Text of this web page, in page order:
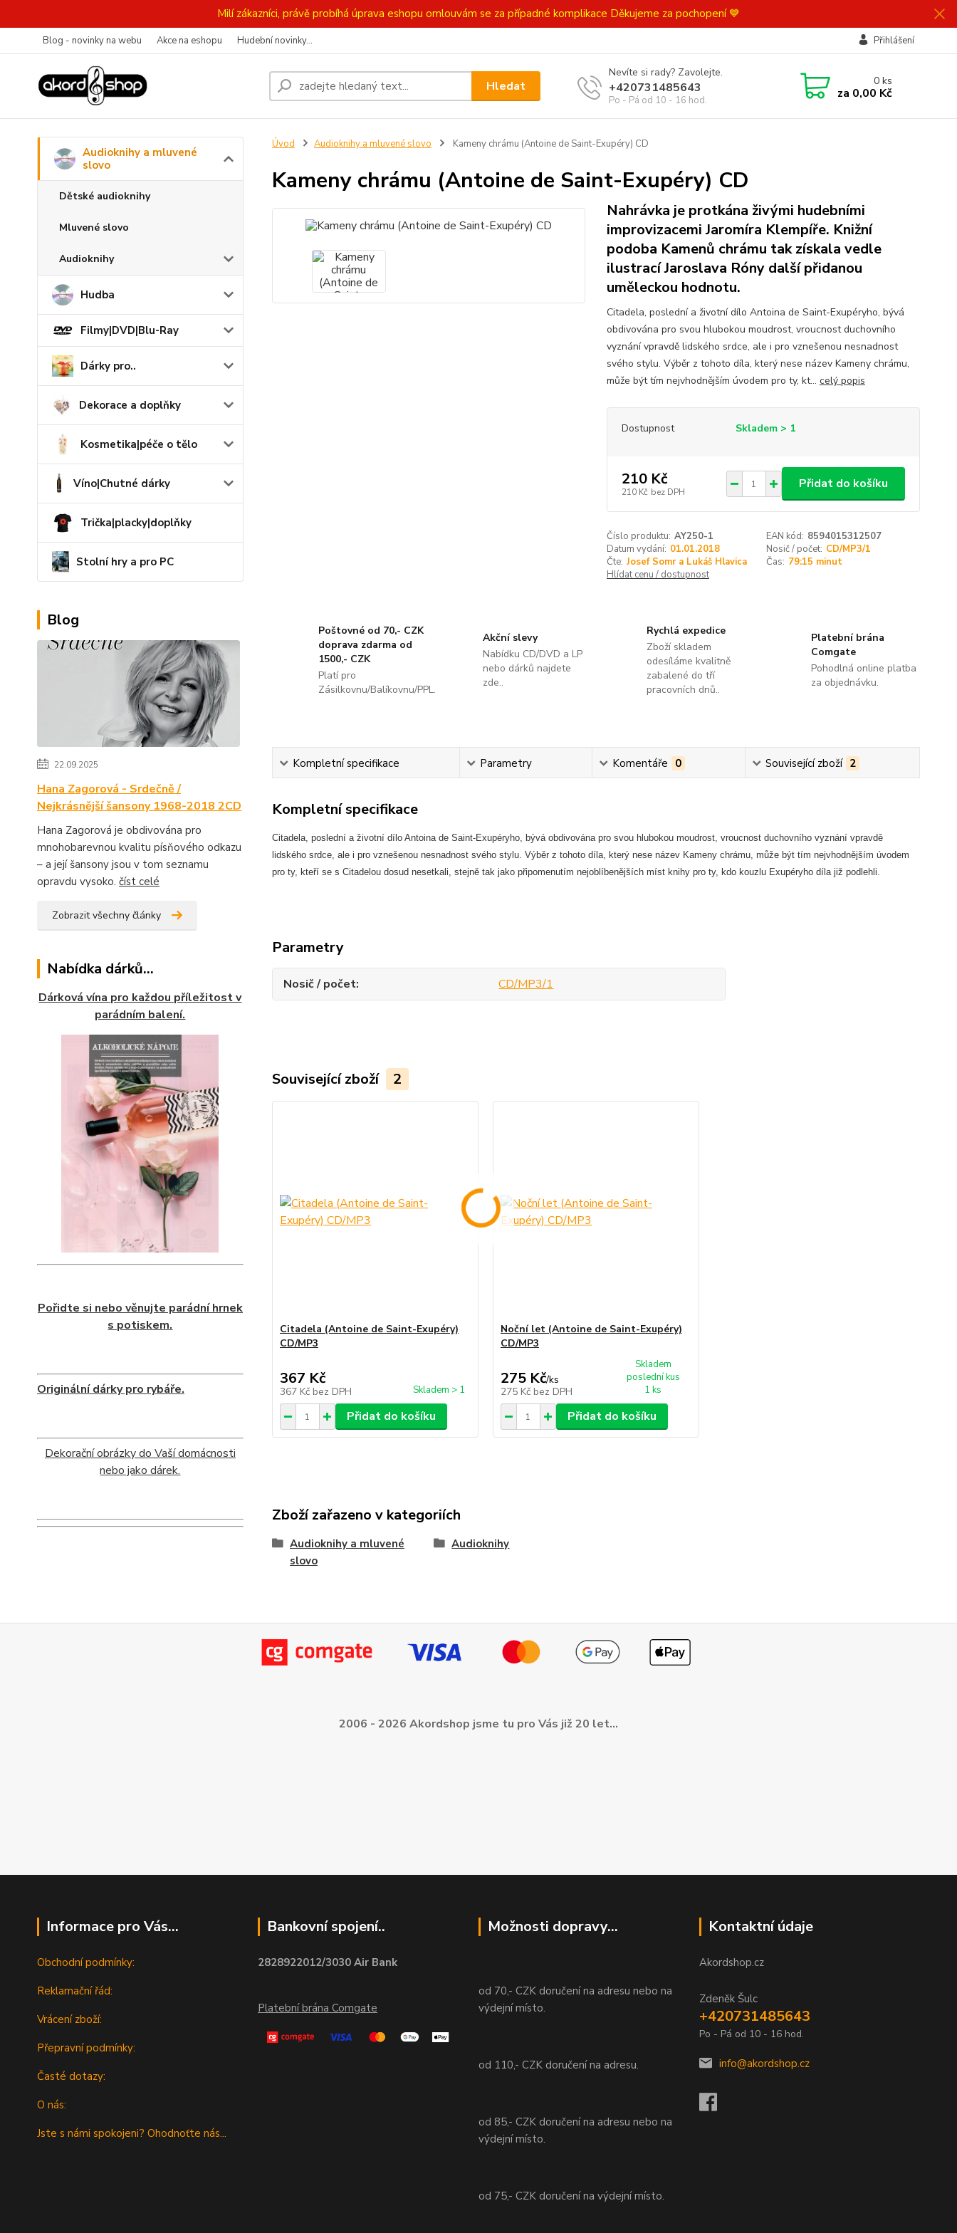
Milí zákazníci, právě probíhá úprava eshopu omlouvám se za případné komplikace Děkujeme za pochopení 💙
Blog - novinky na webu Akce na eshopu Hudební novinky... Přihlášení
Hledat
Nevíte si rady? Zavolejte.
+420731485643
Po - Pá od 10 - 16 hod.
0ks
za 0,00 Kč
Audioknihy a mluvené
slovo
Dětské audioknihy
Mluvené slovo
Audioknihy
Hudba
Filmy|DVD|Blu-Ray
Dárky pro..
Dekorace a doplňky
Kosmetika|péče o tělo
Víno|Chutné dárky
Trička|placky|doplňky
Stolní hry a pro PC
Blog
22.09.2025
Hana Zagorová - Srdečně /
Nejkrásnější šansony 1968-2018 2CD
Hana Zagorová je obdivována pro
mnohobarevnou kvalitu písňového odkazu
– a její šansony jsou v tom seznamu
opravdu vysoko. číst celé
Zobrazit všechny články
Nabídka dárků...
Dárková vína pro každou příležitost v
parádním balení.
Pořidte si nebo věnujte parádní hrnek
s potiskem.
Originální dárky pro rybáře.
Dekorační obrázky do Vaší domácnosti
nebo jako dárek.
Úvod Audioknihy a mluvené slovo Kameny chrámu (Antoine de Saint-Exupéry) CD
Kameny chrámu (Antoine de Saint-Exupéry) CD
Nahrávka je protkána živými hudebními
improvizacemi Jaromíra Klempíře. Knižní
podoba Kamenů chrámu tak získala vedle
ilustrací Jaroslava Róny další přidanou
uměleckou hodnotu.
Citadela, poslední a životní dílo Antoina de Saint-Exupéryho, bývá
obdivována pro svou hlubokou moudrost, vroucnost duchovního
vyznání vpravdě lidského srdce, ale i pro vznešenou nesnadnost
svého stylu. Výběr z tohoto díla, který nese název Kameny chrámu,
může být tím nejvhodnějším úvodem pro ty, kt... celý popis
Dostupnost Skladem > 1
210 Kč
210 Kč bez DPH
Přidat do košíku
Číslo produktu: AY250-1 EAN kód: 8594015312507
Datum vydání: 01.01.2018 Nosič / počet: CD/MP3/1
Čte: Josef Somr a Lukáš Hlavica Čas: 79:15 minut
Hlídat cenu / dostupnost
Poštovné od 70,- CZK
doprava zdarma od
1500,- CZK
Platí pro
Zásilkovnu/Balíkovnu/PPL.
Akční slevy
Nabídku CD/DVD a LP
nebo dárků najdete
zde..
Rychlá expedice
Zboží skladem
odesíláme kvalitně
zabalené do tří
pracovních dnů..
Platební brána
Comgate
Pohodlná online platba
za objednávku.
Kompletní specifikace Parametry Komentáře 0 Související zboží 2
Kompletní specifikace
Citadela, poslední a životní dílo Antoina de Saint-Exupéryho, bývá obdivována pro svou hlubokou moudrost, vroucnost duchovního vyznání vpravdě
lidského srdce, ale i pro vznešenou nesnadnost svého stylu. Výběr z tohoto díla, který nese název Kameny chrámu, může být tím nejvhodnějším úvodem
pro ty, kteří se s Citadelou dosud nesetkali, stejně tak jako připomenutím nejoblíbenějších míst knihy pro ty, kdo kouzlu Exupéryho díla již podlehli.
Parametry
Nosič / počet CD/MP3/1
Související zboží 2
Citadela (Antoine de Saint-Exupéry)
CD/MP3
367 Kč
367 Kč bez DPH Skladem > 1
Přidat do košíku
Noční let (Antoine de Saint-Exupéry)
CD/MP3
275 Kč/ks
275 Kč bez DPH
Skladem
poslední kus
1 ks
Přidat do košíku
Zboží zařazeno v kategoriích
Audioknihy a mluvené
slovo
Audioknihy
2006 - 2026 Akordshop jsme tu pro Vás již 20 let...
Informace pro Vás...
Obchodní podmínky:
Reklamační řád:
Vrácení zboží:
Přepravní podmínky:
Časté dotazy:
O nás:
Jste s námi spokojeni? Ohodnoťte nás...
Bankovní spojení..
2828922012/3030 Air Bank
Platební brána Comgate
Možnosti dopravy...
od 70,- CZK doručení na adresu nebo na
výdejní místo.
od 110,- CZK doručení na adresu.
od 85,- CZK doručení na adresu nebo na
výdejní místo.
od 75,- CZK doručení na výdejní místo.
Kontaktní údaje
Akordshop.cz
Zdeněk Šulc
+420731485643
Po - Pá od 10 - 16 hod.
info@akordshop.cz